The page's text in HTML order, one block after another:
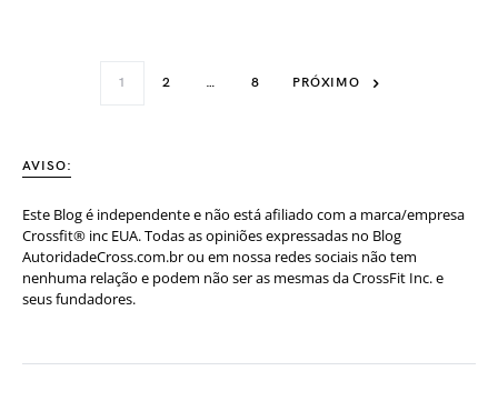
1 2 … 8 PRÓXIMO
AVISO:
Este Blog é independente e não está afiliado com a marca/empresa
Crossfit® inc EUA. Todas as opiniões expressadas no Blog
AutoridadeCross.com.br ou em nossa redes sociais não tem
nenhuma relação e podem não ser as mesmas da CrossFit Inc. e
seus fundadores.